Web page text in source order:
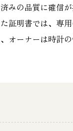
みの品質に確信
証明書では、専
オーナーは時計